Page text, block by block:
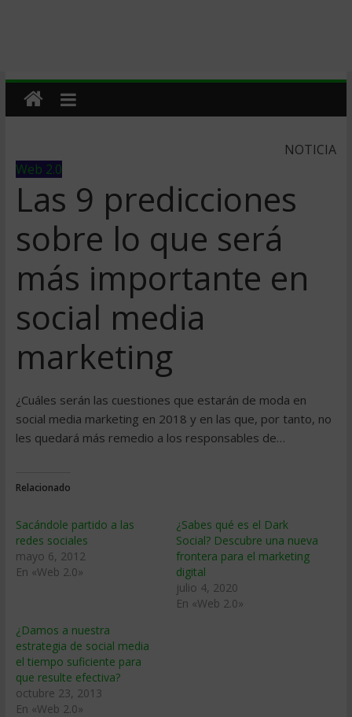
NOTICIA
Web 2.0
Las 9 predicciones
sobre lo que será
más importante en
social media
marketing
¿Cuáles serán las cuestiones que estarán de moda en
social media marketing en 2018 y en las que, por tanto, no
les quedará más remedio a los responsables de…
Relacionado
Sacándole partido a las
redes sociales
mayo 6, 2012
En «Web 2.0»
¿Sabes qué es el Dark
Social? Descubre una nueva
frontera para el marketing
digital
julio 4, 2020
En «Web 2.0»
¿Damos a nuestra
estrategia de social media
el tiempo suficiente para
que resulte efectiva?
octubre 23, 2013
En «Web 2.0»